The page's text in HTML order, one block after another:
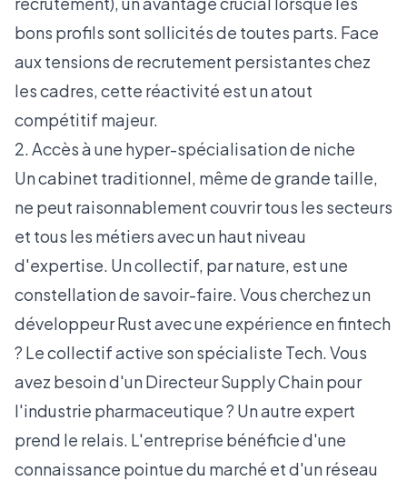
bons profils sont sollicités de toutes parts. Face
auxtensions de recrutement persistantes chez
les cadres, cette réactivité est un atout
compétitif majeur.
2. Accès à une hyper-spécialisation de niche
Un cabinet traditionnel, même de grande taille,
ne peut raisonnablement couvrir tous les secteurs
et tous les métiers avec un haut niveau
d'expertise. Un collectif, par nature, est une
constellation de savoir-faire. Vous cherchez un
développeur Rust avec une expérience en fintech
? Le collectif active son spécialiste Tech. Vous
avez besoin d'un Directeur Supply Chain pour
l'industrie pharmaceutique ? Un autre expert
prend le relais. L'entreprise bénéficie d'une
connaissance pointue du marché et d'un réseau